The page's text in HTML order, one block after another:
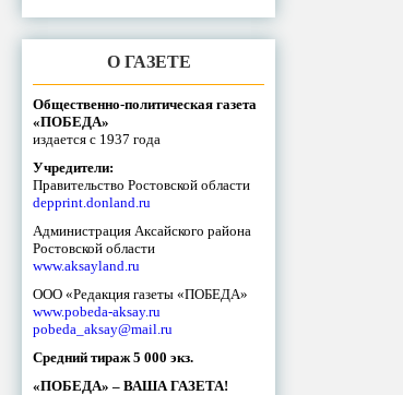
О ГАЗЕТЕ
Общественно-политическая газета
«ПОБЕДА»
издается с 1937 года
Учредители:
Правительство Ростовской области
depprint.donland.ru
Администрация Аксайского района
Ростовской области
www.aksayland.ru
ООО «Редакция газеты «ПОБЕДА»
www.pobeda-aksay.ru
pobeda_aksay@mail.ru
Средний тираж 5 000 экз.
«ПОБЕДА» – ВАША ГАЗЕТА!